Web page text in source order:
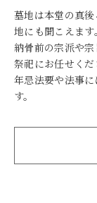
墓地は本堂の真
地にも聞こえます。
納骨前の宗派や
祭祀にお任せくだ
年忌法要や法事
す。